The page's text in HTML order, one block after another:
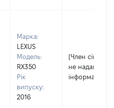
Марка:
LEXUS
Модель:
RX350
Рік
випуску:
2016
[Член сім'ї
не надав
інформацію]